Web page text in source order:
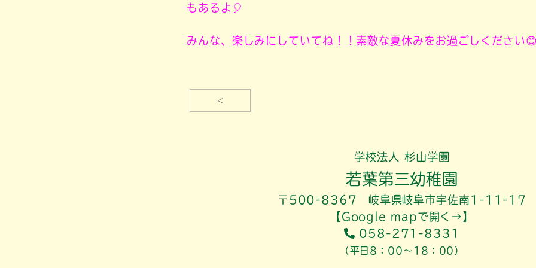
もあるよ🎈
みんな、楽しみにしていてね！！素敵な夏休みをお過ごしください
<
学校法人 杉山学園
若葉第三幼稚園
〒500-8367 岐阜県岐阜市宇佐南1-11-17
【Google mapで開く→】
058-271-8331
（平日8：00～18：00）